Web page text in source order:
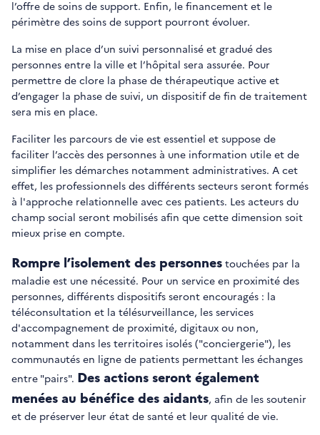
l’offre de soins de support. Enfin, le financement et le
périmètre des soins de support pourront évoluer.
La mise en place d’un suivi personnalisé et gradué des
personnes entre la ville et l’hôpital sera assurée. Pour
permettre de clore la phase de thérapeutique active et
d’engager la phase de suivi, un dispositif de fin de traitement
sera mis en place.
Faciliter les parcours de vie est essentiel et suppose de
faciliter l’accès des personnes à une information utile et de
simplifier les démarches notamment administratives. A cet
effet, les professionnels des différents secteurs seront formés
à l'approche relationnelle avec ces patients. Les acteurs du
champ social seront mobilisés afin que cette dimension soit
mieux prise en compte.
Rompre l’isolement des personnes touchées par la
maladie est une nécessité. Pour un service en proximité des
personnes, différents dispositifs seront encouragés : la
téléconsultation et la télésurveillance, les services
d'accompagnement de proximité, digitaux ou non,
notamment dans les territoires isolés ("conciergerie"), les
communautés en ligne de patients permettant les échanges
entre "pairs". Des actions seront également
menées au bénéfice des aidants, afin de les soutenir
et de préserver leur état de santé et leur qualité de vie.